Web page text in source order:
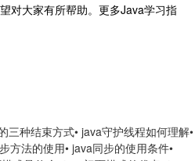
对大家有所帮助。 更多Java学习指
三种结束方式• java守护线程如何理解•
方法的使用• java同步的使用条件•